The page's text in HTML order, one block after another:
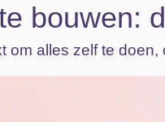
bouwen:
om alles zelf te